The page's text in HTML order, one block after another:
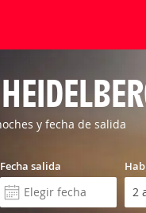
y fecha de salida
Fecha salida